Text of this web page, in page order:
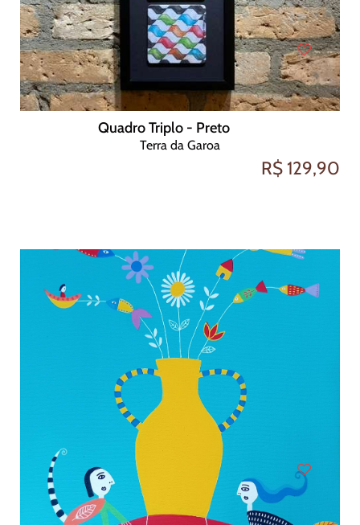
Quadro Triplo - Preto
Terra da Garoa
R$ 129,90